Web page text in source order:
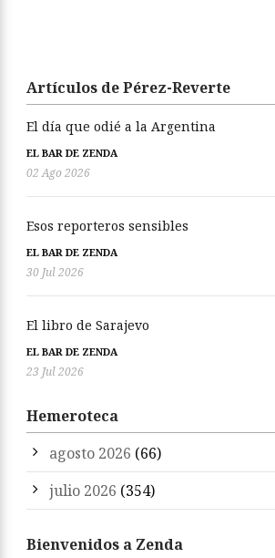
Artículos de Pérez-Reverte
El día que odié a la Argentina
EL BAR DE ZENDA
02 Ago 2026
Esos reporteros sensibles
EL BAR DE ZENDA
30 Jul 2026
El libro de Sarajevo
EL BAR DE ZENDA
23 Jul 2026
Hemeroteca
agosto 2026 (66)
julio 2026 (354)
Bienvenidos a Zenda